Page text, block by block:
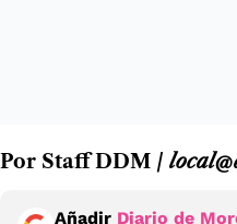
Por Staff DDM /
Añadir Diario de